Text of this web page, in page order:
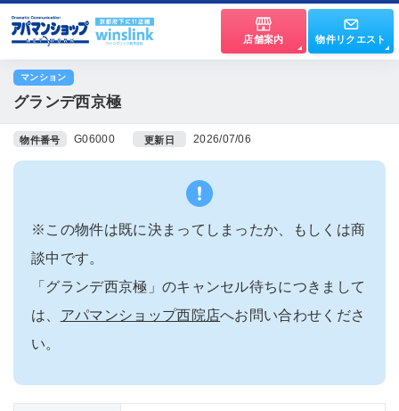
店舗案内 物件リクエスト
マンション
グランデ西京極
物件番号 G06000 更新日 2026/07/06
※この物件は既に決まってしまったか、もしくは商
談中です。
「グランデ西京極」のキャンセル待ちにつきまして
は、 アパマンショップ西院店へお問い合わせくださ
い。